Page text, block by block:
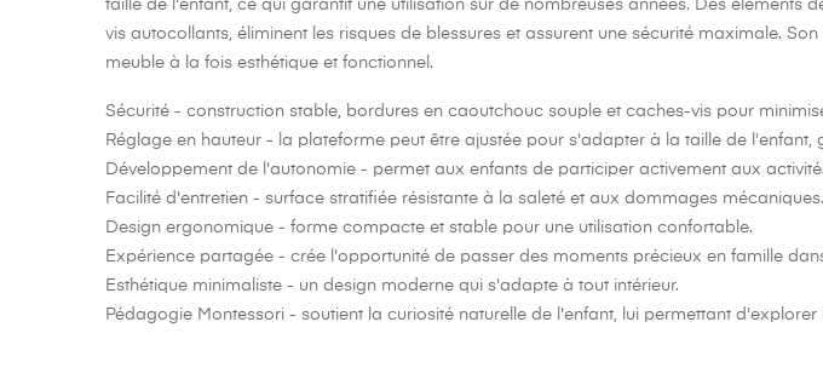
taille de l'enfant, ce qui garantit une utilisation sur de nombreuses années. Des
vis autocollants, éliminent les risques de blessures et assurent une sécurité maximale.
meuble à la fois esthétique et fonctionnel.
Sécurité - construction stable, bordures en caoutchouc souple et caches-vis pour
Réglage en hauteur - la plateforme peut être ajustée pour s'adapter à la taille de l'enfant,
Développement de l'autonomie - permet aux enfants de participer activement aux
Facilité d'entretien - surface stratifiée résistante à la saleté et aux dommages mécaniques.
Design ergonomique - forme compacte et stable pour une utilisation confortable.
Expérience partagée - crée l'opportunité de passer des moments précieux en famille
Esthétique minimaliste - un design moderne qui s'adapte à tout intérieur.
Pédagogie Montessori - soutient la curiosité naturelle de l'enfant, lui permettant